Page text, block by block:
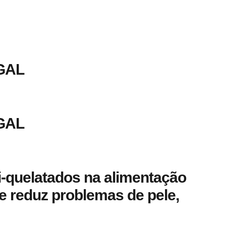
na alimentação
reduz problemas de pele,